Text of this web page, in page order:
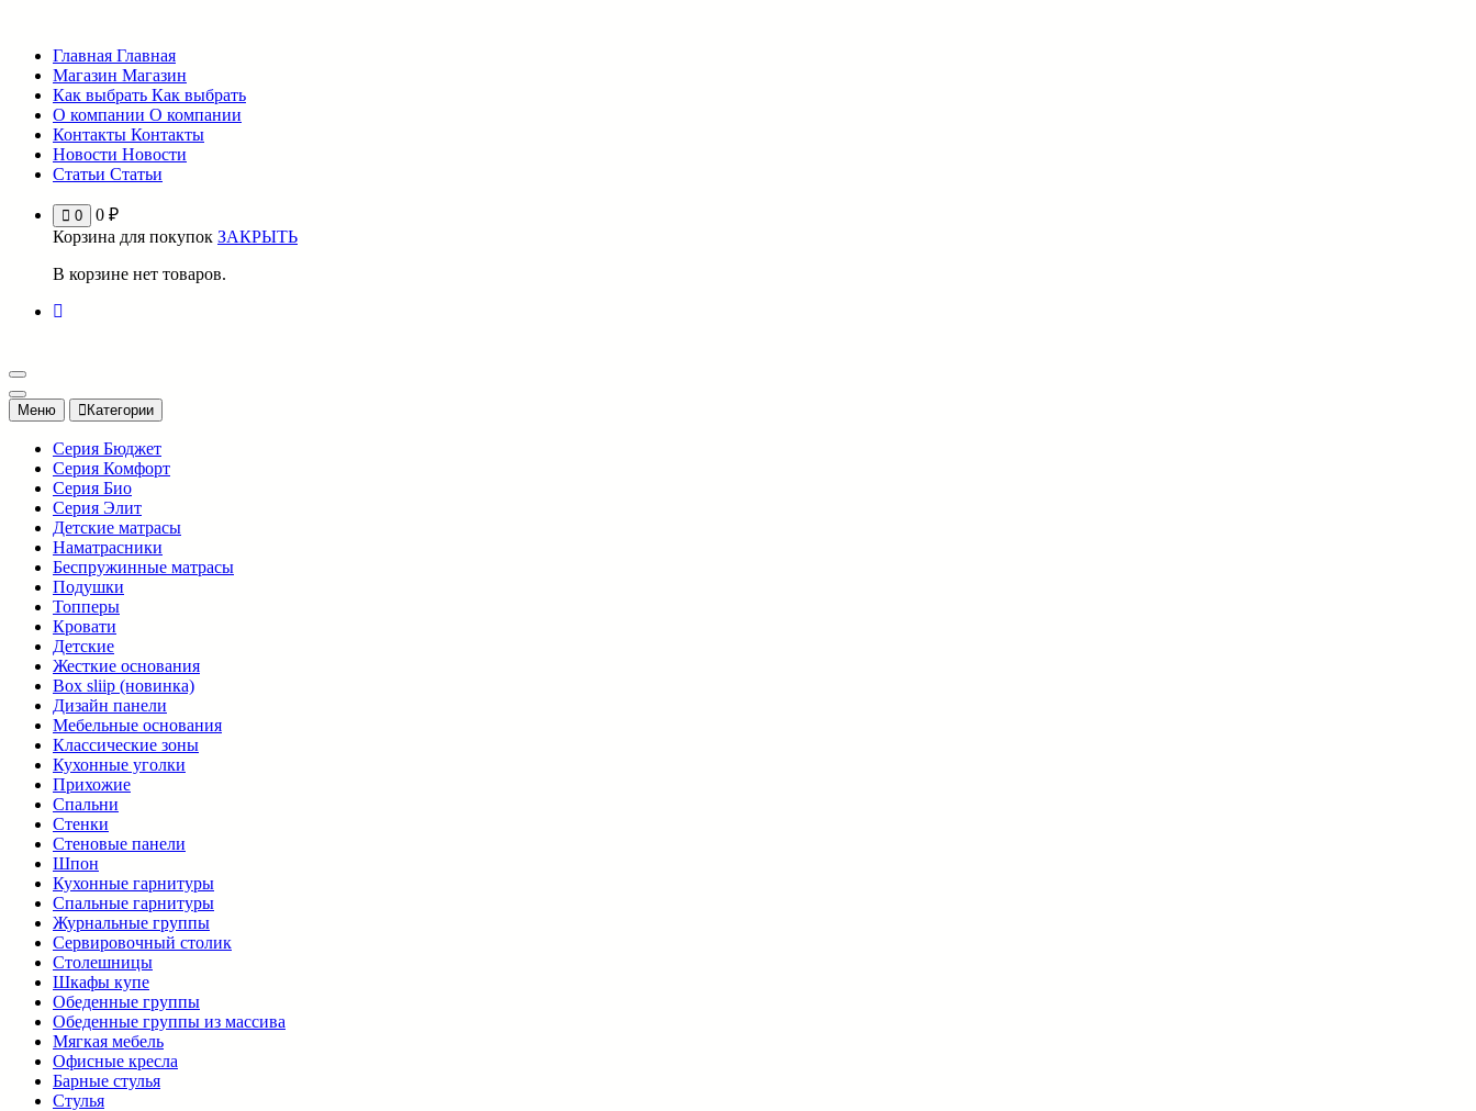
содержимому
Главная Главная
Магазин Магазин
Как выбрать Как выбрать
О компании О компании
Контакты Контакты
Новости Новости
Статьи Статьи
0 0 ₽
Корзина для покупок ЗАКРЫТЬ
В корзине нет товаров.
Меню Категории
Серия Бюджет
Серия Комфорт
Серия Био
Серия Элит
Детские матрасы
Наматрасники
Беспружинные матрасы
Подушки
Топперы
Кровати
Детские
Жесткие основания
Box sliip (новинка)
Дизайн панели
Мебельные основания
Классические зоны
Кухонные уголки
Прихожие
Спальни
Стенки
Стеновые панели
Шпон
Кухонные гарнитуры
Спальные гарнитуры
Журнальные группы
Сервировочный столик
Столешницы
Шкафы купе
Обеденные группы
Обеденные группы из массива
Мягкая мебель
Офисные кресла
Барные стулья
Стулья